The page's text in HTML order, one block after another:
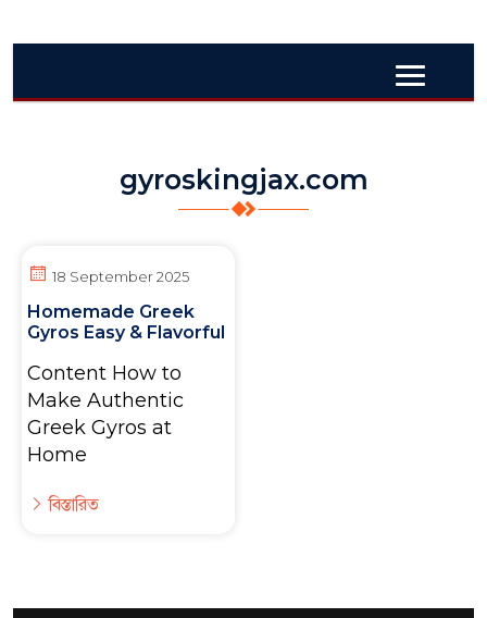
gyroskingjax.com
18 September 2025
Homemade Greek
Gyros Easy & Flavorful
Content How to
Make Authentic
Greek Gyros at
Home
বিস্তারিত